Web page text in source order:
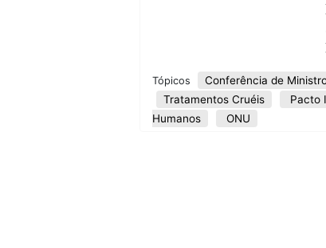
Tópicos Conferência de
Tratamentos Cruéis
Pacto
Humanos
ONU